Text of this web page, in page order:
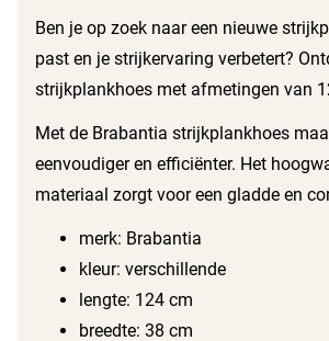
Ben je op zoek naar een nieuwe
past en je strijkervaring verbetert?
strijkplankhoes met afmetingen van
Met de Brabantia strijkplankhoes
eenvoudiger en efficiënter. Het
materiaal zorgt voor een gladde en
merk: Brabantia
kleur: verschillende
lengte: 124 cm
breedte: 38 cm